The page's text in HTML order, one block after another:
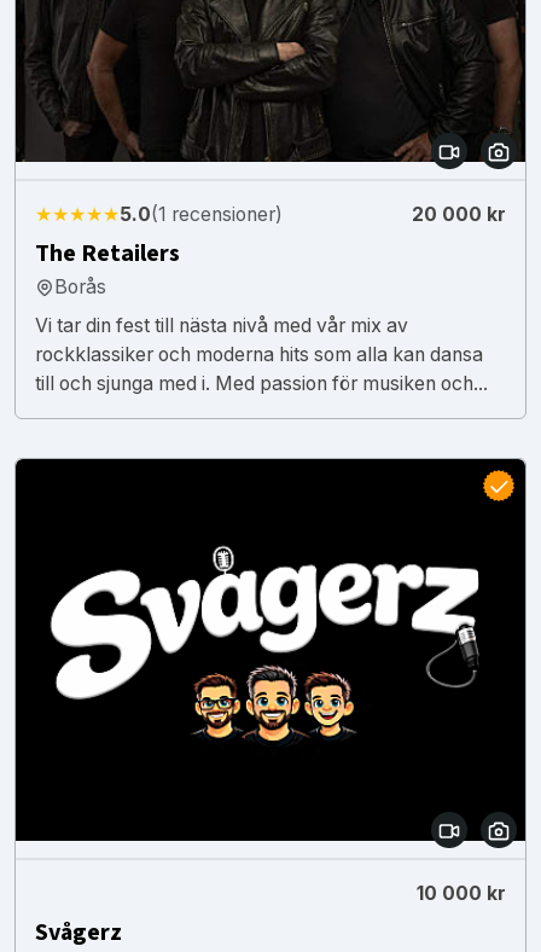
★★★★★5.0(1 recensioner) 20 000 kr
The Retailers
Borås
Vi tar din fest till nästa nivå med vår mix av
rockklassiker och moderna hits som alla kan dansa
till och sjunga med i. Med passion för musiken och...
10 000 kr
Svågerz